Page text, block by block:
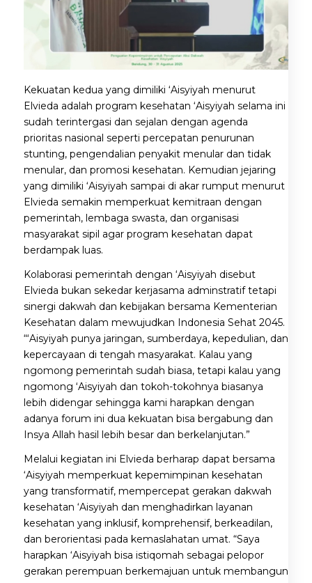
Kekuatan kedua yang dimiliki ‘Aisyiyah menurut
Elvieda adalah program kesehatan ‘Aisyiyah selama ini
sudah terintergasi dan sejalan dengan agenda
prioritas nasional seperti percepatan penurunan
stunting, pengendalian penyakit menular dan tidak
menular, dan promosi kesehatan. Kemudian jejaring
yang dimiliki ‘Aisyiyah sampai di akar rumput menurut
Elvieda semakin memperkuat kemitraan dengan
pemerintah, lembaga swasta, dan organisasi
masyarakat sipil agar program kesehatan dapat
berdampak luas.
Kolaborasi pemerintah dengan ‘Aisyiyah disebut
Elvieda bukan sekedar kerjasama adminstratif tetapi
sinergi dakwah dan kebijakan bersama Kementerian
Kesehatan dalam mewujudkan Indonesia Sehat 2045.
“‘Aisyiyah punya jaringan, sumberdaya, kepedulian, dan
kepercayaan di tengah masyarakat. Kalau yang
ngomong pemerintah sudah biasa, tetapi kalau yang
ngomong ‘Aisyiyah dan tokoh-tokohnya biasanya
lebih didengar sehingga kami harapkan dengan
adanya forum ini dua kekuatan bisa bergabung dan
Insya Allah hasil lebih besar dan berkelanjutan.”
Melalui kegiatan ini Elvieda berharap dapat bersama
‘Aisyiyah memperkuat kepemimpinan kesehatan
yang transformatif, mempercepat gerakan dakwah
kesehatan ‘Aisyiyah dan menghadirkan layanan
kesehatan yang inklusif, komprehensif, berkeadilan,
dan berorientasi pada kemaslahatan umat. “Saya
harapkan ‘Aisyiyah bisa istiqomah sebagai pelopor
gerakan perempuan berkemajuan untuk membangun